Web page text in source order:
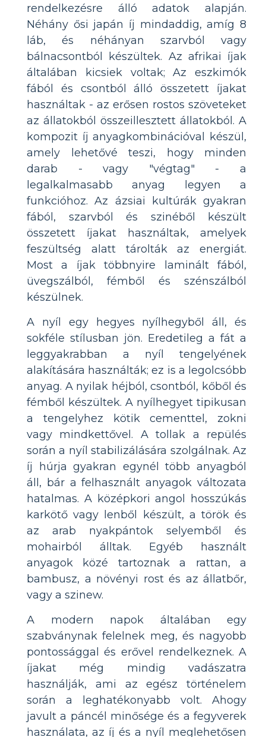
rendelkezésre álló adatok alapján.
Néhány ősi japán íj mindaddig, amíg 8
láb, és néhányan szarvból vagy
bálnacsontból készültek. Az afrikai íjak
általában kicsiek voltak; Az eszkimók
fából és csontból álló összetett íjakat
használtak - az erősen rostos szöveteket
az állatokból összeillesztett állatokból. A
kompozit íj anyagkombinációval készül,
amely lehetővé teszi, hogy minden
darab - vagy "végtag" - a
legalkalmasabb anyag legyen a
funkcióhoz. Az ázsiai kultúrák gyakran
fából, szarvból és szinéből készült
összetett íjakat használtak, amelyek
feszültség alatt tárolták az energiát.
Most a íjak többnyire laminált fából,
üvegszálból, fémből és szénszálból
készülnek.
A nyíl egy hegyes nyílhegyből áll, és
sokféle stílusban jön. Eredetileg a fát a
leggyakrabban a nyíl tengelyének
alakítására használták; ez is a legolcsóbb
anyag. A nyilak héjból, csontból, kőből és
fémből készültek. A nyílhegyet tipikusan
a tengelyhez kötik cementtel, zokni
vagy mindkettővel. A tollak a repülés
során a nyíl stabilizálására szolgálnak. Az
íj húrja gyakran egynél több anyagból
áll, bár a felhasznált anyagok változata
hatalmas. A középkori angol hosszúkás
karkötő vagy lenből készült, a török ​​és
az arab nyakpántok selyemből és
mohairból álltak. Egyéb használt
anyagok közé tartoznak a rattan, a
bambusz, a növényi rost és az állatbőr,
vagy a szinew.
A modern napok általában egy
szabványnak felelnek meg, és nagyobb
pontossággal és erővel rendelkeznek. A
íjakat még mindig vadászatra
használják, ami az egész történelem
során a leghatékonyabb volt. Ahogy
javult a páncél minősége és a fegyverek
használata, az íj és a nyíl meglehetősen